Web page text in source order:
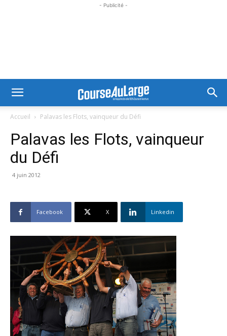
- Publicité -
Accueil Palavas les Flots, vainqueur du Défi
Palavas les Flots, vainqueur
du Défi
4 juin 2012
Facebook X Linkedin